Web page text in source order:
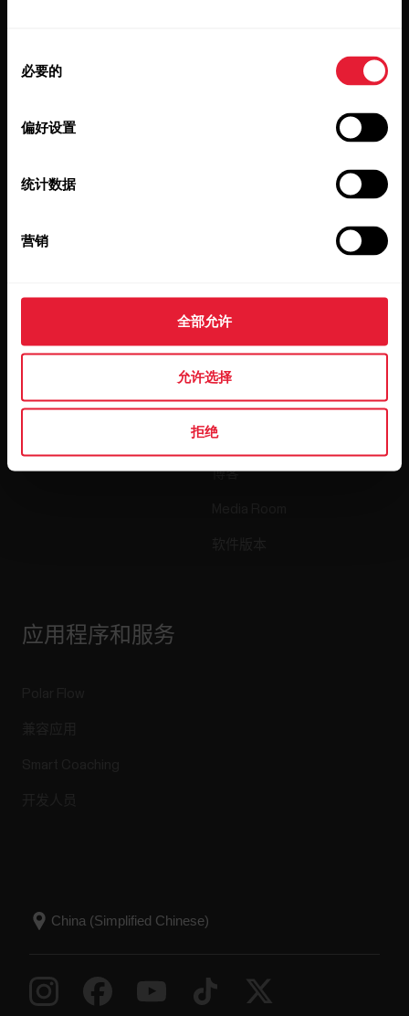
必要的
偏好设置
统计数据
营销
全部允许
允许选择
拒绝
点击订阅，即表示您同意接收 Polar 发出的电子邮件并确认
配件
我们是谁
Polar 商业版
招贤纳士
博客
应用程序和服务